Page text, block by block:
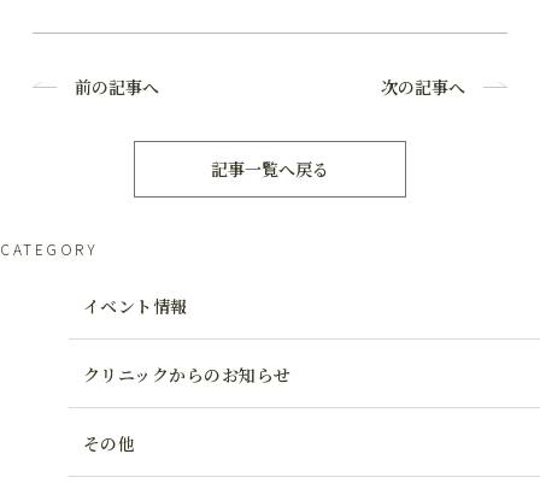
前の記事へ 次の記事へ
記事一覧へ戻る
CATEGORY
イベント情報
クリニックからのお知らせ
その他